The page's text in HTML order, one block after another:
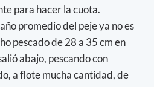
para hacer la cuota.
promedio del peje ya no es
pescado de 28 a 35 cm en
abajo, pescando con
a flote mucha cantidad, de